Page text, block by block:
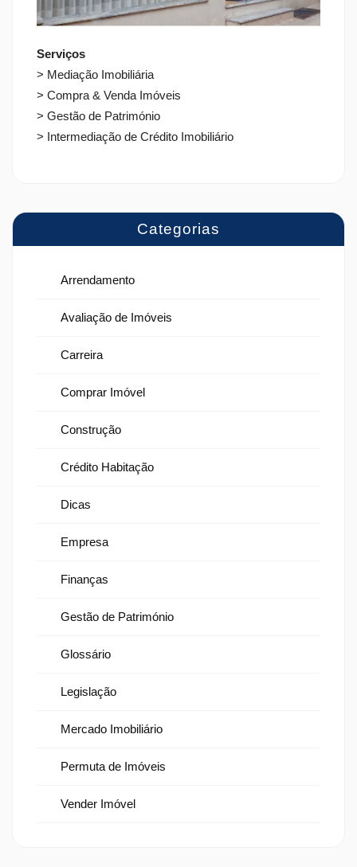
Serviços
> Mediação Imobiliária
> Compra & Venda Imóveis
> Gestão de Património
> Intermediação de Crédito Imobiliário
Categorias
Arrendamento
Avaliação de Imóveis
Carreira
Comprar Imóvel
Construção
Crédito Habitação
Dicas
Empresa
Finanças
Gestão de Património
Glossário
Legislação
Mercado Imobiliário
Permuta de Imóveis
Vender Imóvel